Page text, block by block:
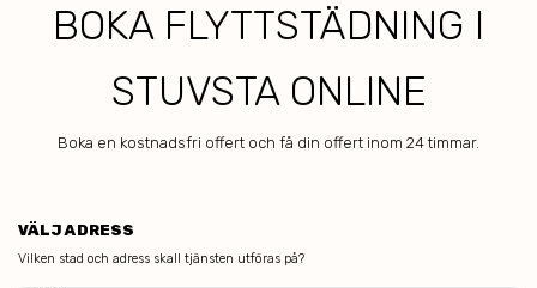
BOKA FLYTTSTÄDNING I
STUVSTA ONLINE
Boka en kostnadsfri offert och få din offert inom 24 timmar.
VÄLJ ADRESS
Vilken stad och adress skall tjänsten utföras på?